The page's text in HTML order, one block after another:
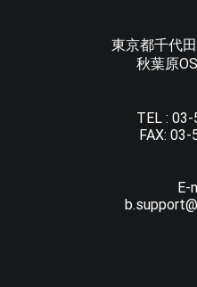
東京都千代
秋葉原
TEL : 03-
FAX: 03-
E-